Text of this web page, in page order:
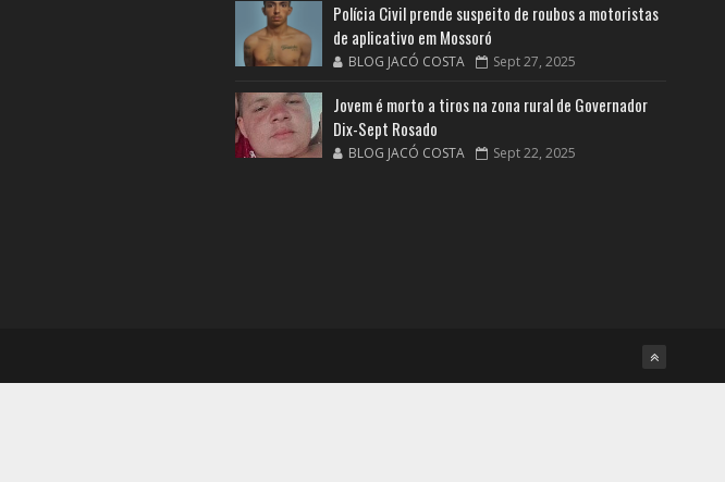
Polícia Civil prende suspeito de roubos a motoristas
de aplicativo em Mossoró
BLOG JACÓ COSTA Sept 27, 2025
Jovem é morto a tiros na zona rural de Governador
Dix-Sept Rosado
BLOG JACÓ COSTA Sept 22, 2025